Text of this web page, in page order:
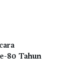
80 Tahun